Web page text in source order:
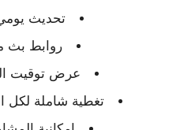
تحديث
روابط بث
عرض توقيت
تغطية شاملة لكل